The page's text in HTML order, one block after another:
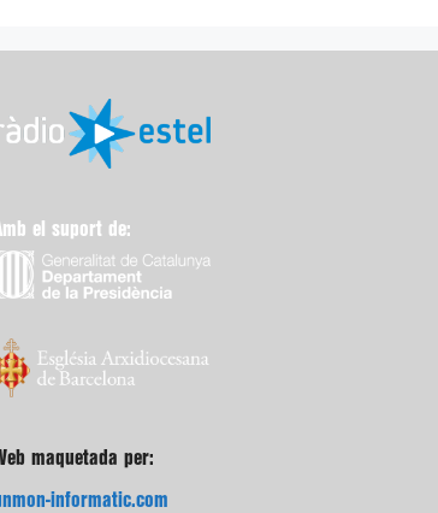
el suport de:
maquetada per:
informatic.com